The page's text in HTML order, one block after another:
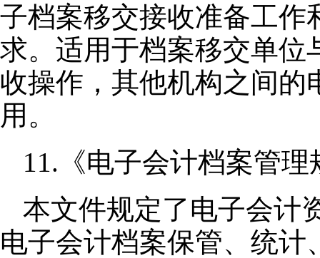
子档案移交接收准备工作
求。适用于档案移交单位
收操作，其他机构之间的
用。
11.《电子会计档案管
本文件规定了电子会计
电子会计档案保管、统